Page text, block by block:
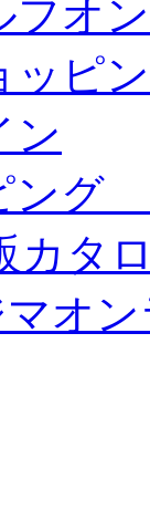
フオ
ッピ
ン
ング
カタ
マオ